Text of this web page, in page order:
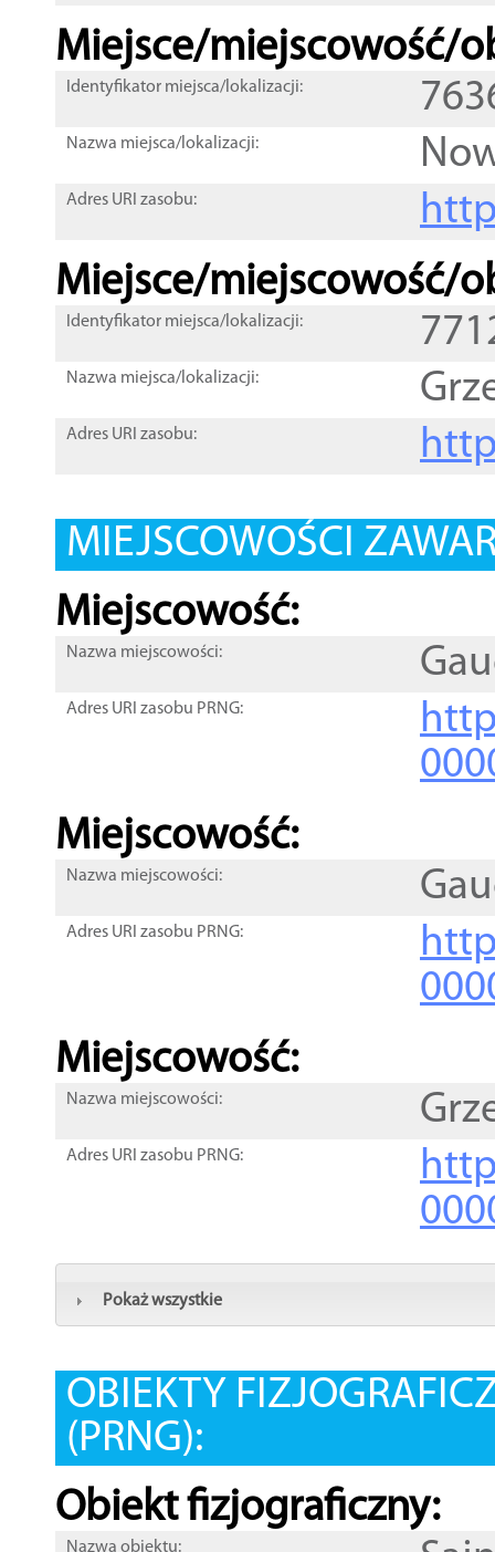
Miejsce/miejscowość/
Identyfikator miejsca/lokalizacji:
Nazwa miejsca/lokalizacji:
Adres URI zasobu:
Miejsce/miejscowość/
Identyfikator miejsca/lokalizacji:
Nazwa miejsca/lokalizacji:
Adres URI zasobu:
MIEJSCOWOŚCI
Miejscowość:
Nazwa miejscowości:
Adres URI zasobu PRNG:
Miejscowość:
Nazwa miejscowości:
Adres URI zasobu PRNG:
Miejscowość:
Nazwa miejscowości:
Adres URI zasobu PRNG:
Pokaż wszystkie
OBIEKTY
(PRNG):
Obiekt fizjograficzny:
Nazwa obiektu: